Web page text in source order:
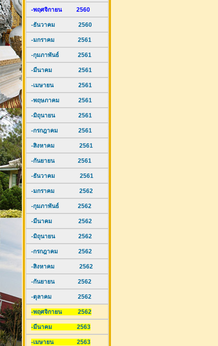
-พฤศจิกายน 2560
-ธันวาคม 2560
-มกราคม 2561
-กุมภาพันธ์ 2561
-มีนาคม 2561
-เมษายน 2561
-พฤษภาคม 2561
-มิถุนายน 2561
-กรกฎาคม 2561
-สิงหาคม 2561
-กันยายน 2561
-ธันวาคม 2561
-มกราคม 2562
-กุมภาพันธ์ 2562
-มีนาคม 2562
-มิถุนายน 2562
-กรกฎาคม 2562
-สิงหาคม 2562
-กันยายน 2562
-ตุลาคม 2562
-พฤศจิกายน 2562
-มีนาคม 2563
-เมษายน 2563